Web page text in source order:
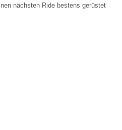
nächsten Ride bestens gerüstet